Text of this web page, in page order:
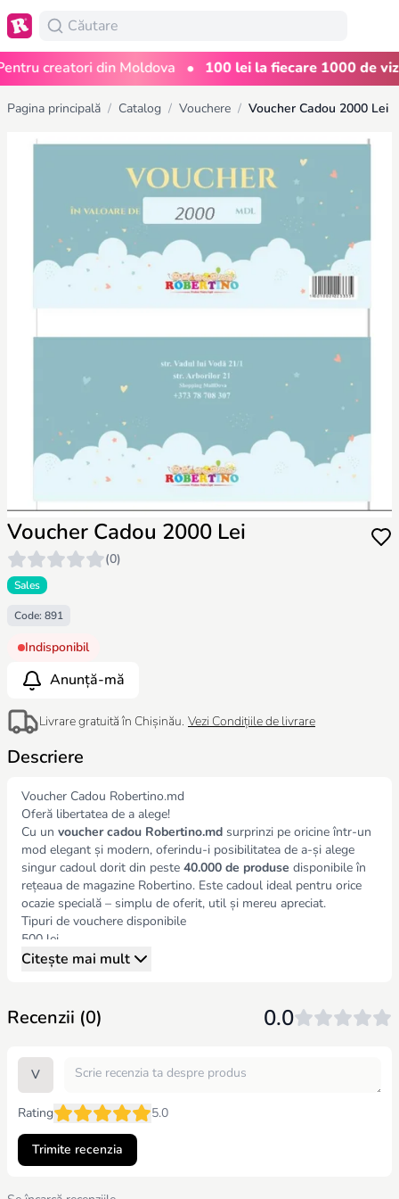
creatori din Moldova • 100 lei la fiecare 1000 de
Pagina principală / Catalog / Vouchere / Voucher Cadou 2000 Lei
Voucher Cadou 2000 Lei
(0)
Sales
Code: 891
Indisponibil
Anunță-mă
Livrare gratuită în Chișinău. Vezi Condițiile de livrare
Descriere
Voucher Cadou Robertino.md
Oferă libertatea de a alege!
Cu un voucher cadou Robertino.md surprinzi pe oricine într-un
mod elegant și modern, oferindu-i posibilitatea de a-și alege
singur cadoul dorit din peste 40.000 de produse disponibile în
rețeaua de magazine Robertino. Este cadoul ideal pentru orice
ocazie specială – simplu de oferit, util și mereu apreciat.
Tipuri de vouchere disponibile
500 lei
1000 lei
Cum se utilizează?
Voucherul are o
inscripționată pe el.
rețea (Chișinău și Regiune).
Nu este valabil pentru achizițiile online.
Voucherul reprezintă un bon valoric și nu se aplică reducerile
suplimentare la utilizarea lui.
Nu poate fi returnat sau schimbat pe bani.
În caz de pierdere, deteriorare sau expirare, nu se restituie și nu
Citește mai mult
Recenzii (0) 0.0
V
Rating 5.0
Trimite recenzia